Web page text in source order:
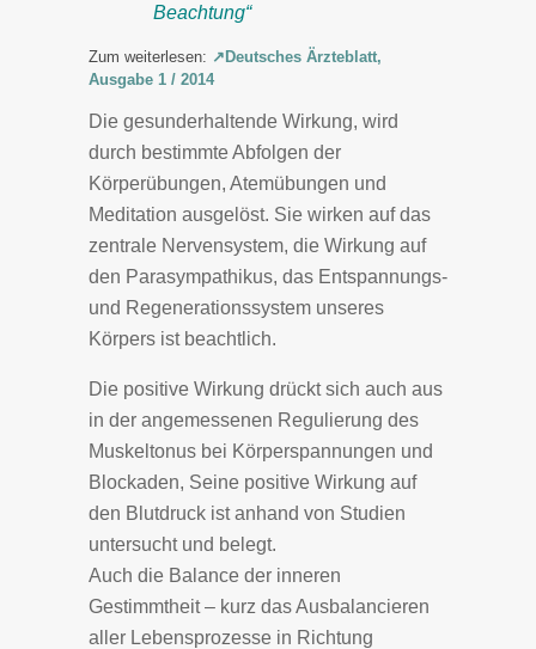
Beachtung“
Zum weiterlesen: ↗Deutsches Ärzteblatt,
Ausgabe 1 / 2014
Die gesunderhaltende Wirkung, wird
durch bestimmte Abfolgen der
Körperübungen, Atemübungen und
Meditation ausgelöst. Sie wirken auf das
zentrale Nervensystem, die Wirkung auf
den Parasympathikus, das Entspannungs-
und Regenerationssystem unseres
Körpers ist beachtlich.
Die positive Wirkung drückt sich auch aus
in der angemessenen Regulierung des
Muskeltonus bei Körperspannungen und
Blockaden, Seine positive Wirkung auf
den Blutdruck ist anhand von Studien
untersucht und belegt.
Auch die Balance der inneren
Gestimmtheit – kurz das Ausbalancieren
aller Lebensprozesse in Richtung